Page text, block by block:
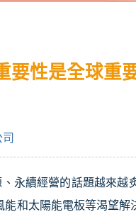
要性是全球重
永續經營的話題越來越
和太陽能電板等渴望